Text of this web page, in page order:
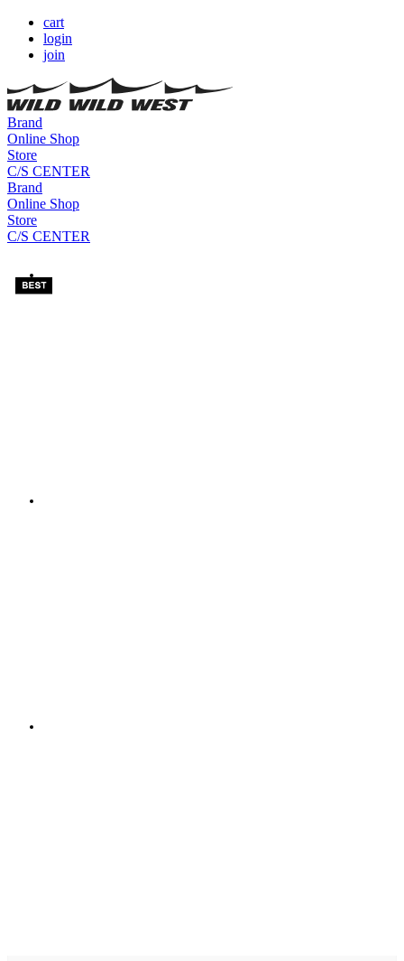
cart
login
join
Brand
Online Shop
Store
C/S CENTER
Brand
Online Shop
Store
C/S CENTER